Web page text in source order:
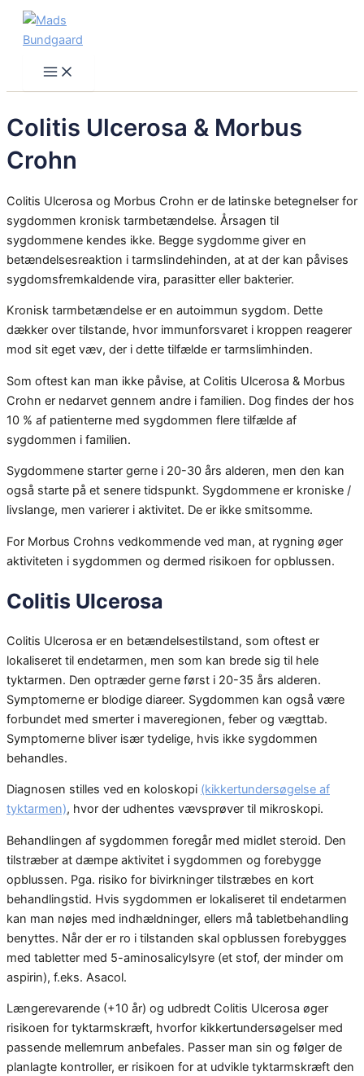
Skip
Main
Menu
Colitis Ulcerosa & Morbus
Crohn
Colitis Ulcerosa og Morbus Crohn er de latinske betegnelser for
sygdommen kronisk tarmbetændelse. Årsagen til
sygdommene kendes ikke. Begge sygdomme giver en
betændelsesreaktion i tarmslindehinden, at at der kan påvises
sygdomsfremkaldende vira, parasitter eller bakterier.
Kronisk tarmbetændelse er en autoimmun sygdom. Dette
dækker over tilstande, hvor immunforsvaret i kroppen reagerer
mod sit eget væv, der i dette tilfælde er tarmslimhinden.
Som oftest kan man ikke påvise, at Colitis Ulcerosa & Morbus
Crohn er nedarvet gennem andre i familien. Dog findes der hos
10 % af patienterne med sygdommen flere tilfælde af
sygdommen i familien.
Sygdommene starter gerne i 20-30 års alderen, men den kan
også starte på et senere tidspunkt. Sygdommene er kroniske /
livslange, men varierer i aktivitet. De er ikke smitsomme.
For Morbus Crohns vedkommende ved man, at rygning øger
aktiviteten i sygdommen og dermed risikoen for opblussen.
Colitis Ulcerosa
Colitis Ulcerosa er en betændelsestilstand, som oftest er
lokaliseret til endetarmen, men som kan brede sig til hele
tyktarmen. Den optræder gerne først i 20-35 års alderen.
Symptomerne er blodige diareer. Sygdommen kan også være
forbundet med smerter i maveregionen, feber og vægttab.
Symptomerne bliver især tydelige, hvis ikke sygdommen
behandles.
Diagnosen stilles ved en koloskopi (kikkertundersøgelse af
tyktarmen), hvor der udhentes vævsprøver til mikroskopi.
Behandlingen af sygdommen foregår med midlet steroid. Den
tilstræber at dæmpe aktivitet i sygdommen og forebygge
opblussen. Pga. risiko for bivirkninger tilstræbes en kort
behandlingstid. Hvis sygdommen er lokaliseret til endetarmen
kan man nøjes med indhældninger, ellers må tabletbehandling
benyttes. Når der er ro i tilstanden skal opblussen forebygges
med tabletter med 5-aminosalicylsyre (et stof, der minder om
aspirin), f.eks. Asacol.
Længerevarende (+10 år) og udbredt Colitis Ulcerosa øger
risikoen for tyktarmskræft, hvorfor kikkertundersøgelser med
passende mellemrum anbefales. Passer man sin og følger de
planlagte kontroller, er risikoen for at udvikle tyktarmskræft den